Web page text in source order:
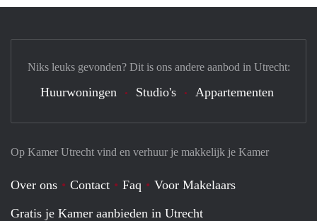
Op Kamer Utrecht vind en verhuur je makkelijk je Kamer
Over ons Contact Faq
Voor Makelaars
Gratis je Kamer aanbieden in Utrecht
Niks leuks gevonden? Dit is ons andere aanbod in Utrecht:
Huurwoningen Studio's Appartementen